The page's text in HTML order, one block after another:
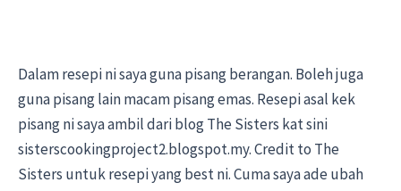
Dalam resepi ni saya guna pisang berangan. Boleh juga
guna pisang lain macam pisang emas. Resepi asal kek
pisang ni saya ambil dari blog The Sisters kat sini
sisterscookingproject2.blogspot.my. Credit to The
Sisters untuk resepi yang best ni. Cuma saya ade ubah